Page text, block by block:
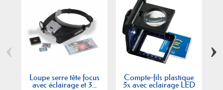
Loupe serre tête focus
avec éclairage et 3...
Compte-fils plastique
5x avec eclairage LED
‹ ›